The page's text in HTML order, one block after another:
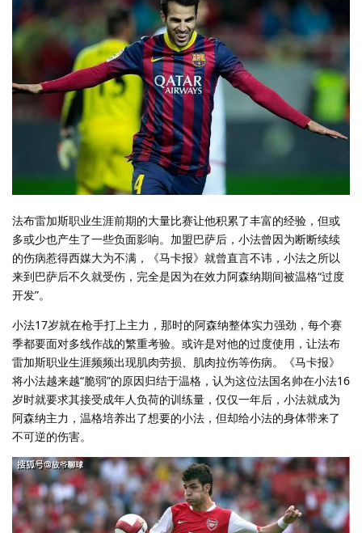
法布雷加斯职业生涯前期的大量比赛让他积累了丰富的经验，但或
多或少也产生了一些负面影响。加盟巴萨后，小法曾因为断断续续
的伤病惹得西媒大为不满，《马卡报》就曾直言不讳，小法之所以
来到巴萨后不久就受伤，完全是因为在效力阿森纳期间被温格“过度
开发”。
小法17岁就在枪手打上主力，那时的阿森纳整体实力强劲，每个赛
季都要面对多线作战的繁重考验。或许是对他的过度使用，让法布
雷加斯职业生涯频频出现肌肉劳损、肌肉拉伤等伤病。《马卡报》
将小法越来越“脆弱”的原因归结于温格，认为这位法国名帅在小法16
岁时就要求其接受成年人负荷的训练量，仅仅一年后，小法就成为
阿森纳主力，温格培养出了想要的小法，但却给小法的身体带来了
不可逆的伤害。